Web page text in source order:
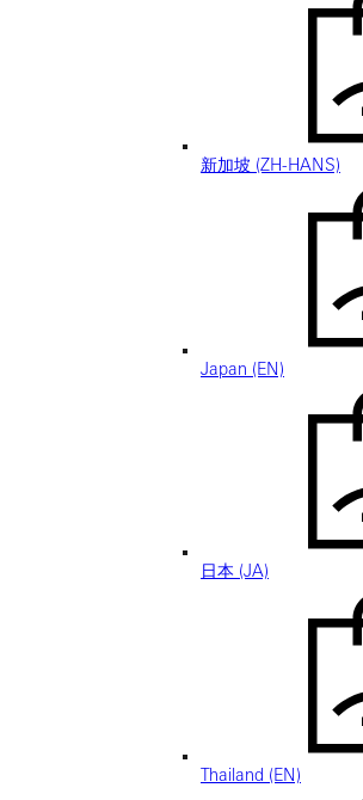
新加坡 (ZH-HANS)
Japan (EN)
日本 (JA)
Thailand (EN)